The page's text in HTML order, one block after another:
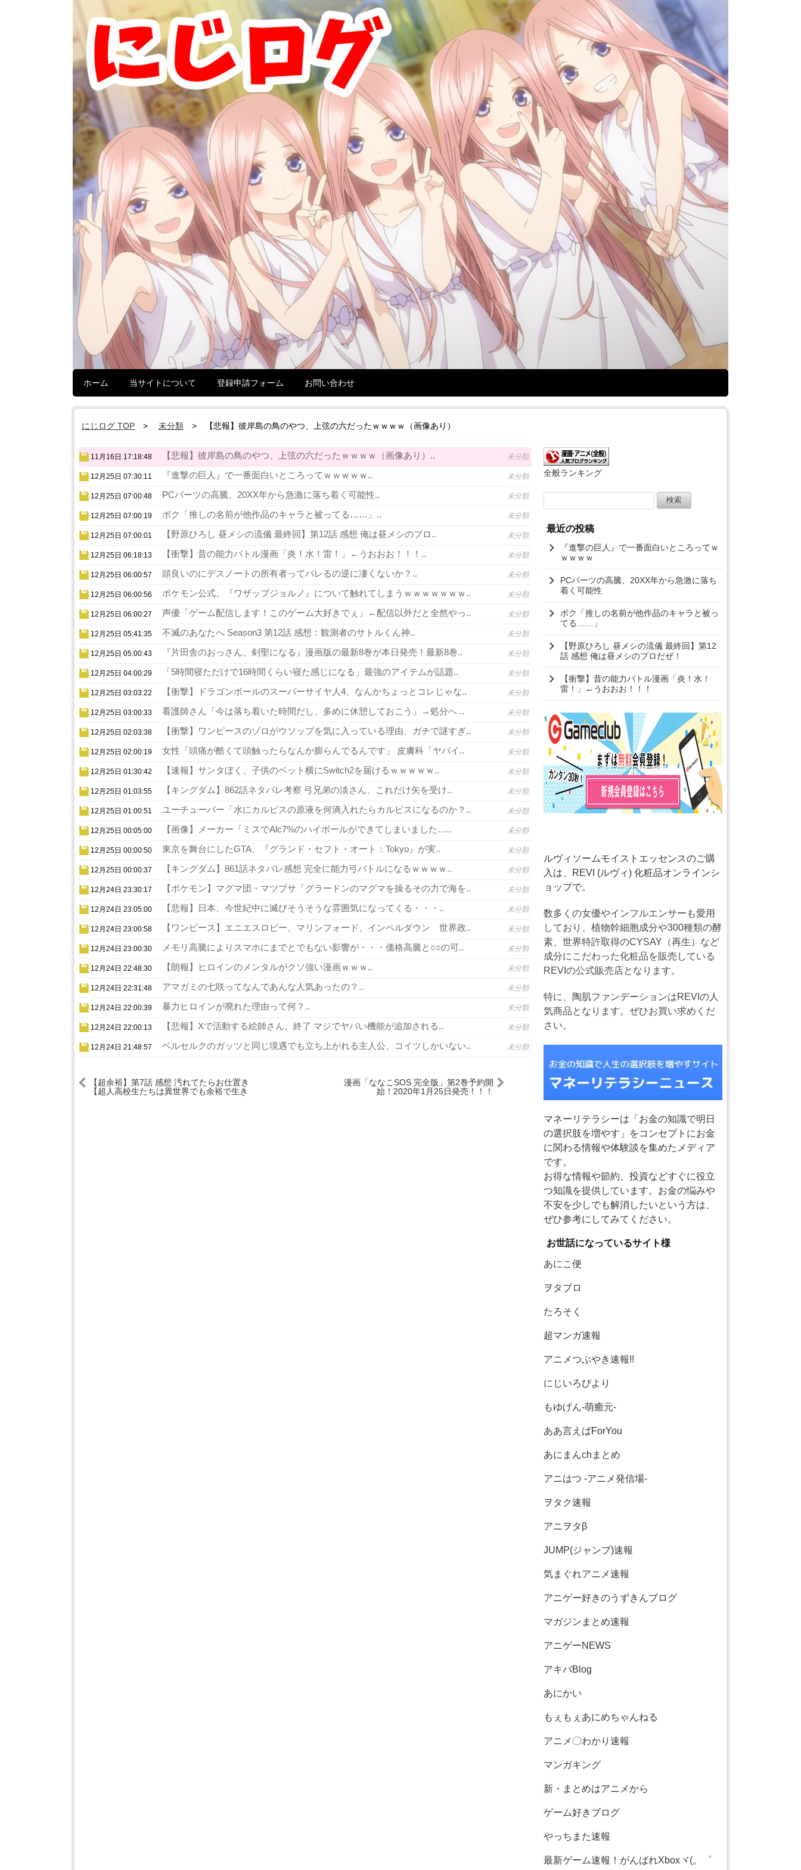
ホーム 当サイトについて 登録申請フォーム お問い合わせ
にじログ TOP 未分類 【悲報】彼岸島の鳥のやつ、上弦の六だったｗｗｗｗ（画像あり）
11月16日 17:18:48 【悲報】彼岸島の鳥のやつ、上弦の六だったｗｗｗｗ（画像あり）.. 未分類
12月25日 07:30:11 『進撃の巨人』で一番面白いところってｗｗｗｗｗ.. 未分類
12月25日 07:00:48 PCパーツの高騰、20XX年から急激に落ち着く可能性.. 未分類
12月25日 07:00:19 ボク「推しの名前が他作品のキャラと被ってる……」.. 未分類
12月25日 07:00:01 【野原ひろし 昼メシの流儀 最終回】第12話 感想 俺は昼メシのプロ.. 未分類
12月25日 06:18:13 【衝撃】昔の能力バトル漫画「炎！水！雷！」←うおおお！！！.. 未分類
12月25日 06:00:57 頭良いのにデスノートの所有者ってバレるの逆に凄くないか？.. 未分類
12月25日 06:00:56 ポケモン公式、『ワザップジョルノ』について触れてしまうｗｗｗｗｗｗｗ.. 未分類
12月25日 06:00:27 声優「ゲーム配信します！このゲーム大好きでぇ」←配信以外だと全然やっ.. 未分類
12月25日 05:41:35 不滅のあなたへ Season3 第12話 感想：観測者のサトルくん神.. 未分類
12月25日 05:00:43 『片田舎のおっさん、剣聖になる』漫画版の最新8巻が本日発売！最新8巻.. 未分類
12月25日 04:00:29 「5時間寝ただけで16時間くらい寝た感じになる」最強のアイテムが話題.. 未分類
12月25日 03:03:22 【衝撃】ドラゴンボールのスーパーサイヤ人4、なんかちょっとコレじゃな.. 未分類
12月25日 03:00:33 看護師さん「今は落ち着いた時間だし、多めに休憩しておこう」→処分へ .. 未分類
12月25日 02:03:38 【衝撃】ワンピースのゾロがウソップを気に入っている理由、ガチで謎すぎ.. 未分類
12月25日 02:00:19 女性「頭痛が酷くて頭触ったらなんか膨らんでるんです」 皮膚科「ヤバイ.. 未分類
12月25日 01:30:42 【速報】サンタぼく、子供のベット横にSwitch2を届けるｗｗｗｗｗ.. 未分類
12月25日 01:03:55 【キングダム】862話ネタバレ考察 弓兄弟の淡さん、これだけ矢を受け.. 未分類
12月25日 01:00:51 ユーチューバー「水にカルピスの原液を何滴入れたらカルピスになるのか？.. 未分類
12月25日 00:05:00 【画像】メーカー「ミスでAlc7%のハイボールができてしまいました….. 未分類
12月25日 00:00:50 東京を舞台にしたGTA、『グランド・セフト・オート：Tokyo』が実.. 未分類
12月25日 00:00:37 【キングダム】861話ネタバレ感想 完全に能力弓バトルになるｗｗｗｗ.. 未分類
12月24日 23:30:17 【ポケモン】マグマ団・マツブサ「グラードンのマグマを操るその力で海を.. 未分類
12月24日 23:05:00 【悲報】日本、今世紀中に滅びそうそうな雰囲気になってくる・・・.. 未分類
12月24日 23:00:58 【ワンピース】エニエスロビー、マリンフォード、インペルダウン 世界政.. 未分類
12月24日 23:00:30 メモリ高騰によりスマホにまでとでもない影響が・・・価格高騰と○○の可.. 未分類
12月24日 22:48:30 【朗報】ヒロインのメンタルがクソ強い漫画ｗｗｗ.. 未分類
12月24日 22:31:48 アマガミの七咲ってなんであんな人気あったの？.. 未分類
12月24日 22:00:39 暴力ヒロインが廃れた理由って何？.. 未分類
12月24日 22:00:13 【悲報】Xで活動する絵師さん、終了 マジでヤバい機能が追加される.. 未分類
12月24日 21:48:57 ベルセルクのガッツと同じ境遇でも立ち上がれる主人公、コイツしかいない.. 未分類
【超余裕】第7話 感想 汚れてたらお仕置き
【超人高校生たちは異世界でも余裕で生き
漫画「ななこSOS 完全版」第2巻予約開
始！2020年1月25日発売！！！
全般ランキング
索:
最近の投稿
『進撃の巨人』で一番面白いところってｗ
ｗｗｗｗ
PCパーツの高騰、20XX年から急激に落ち
着く可能性
ボク「推しの名前が他作品のキャラと被っ
てる……」
【野原ひろし 昼メシの流儀 最終回】第12
話 感想 俺は昼メシのプロだぜ！
【衝撃】昔の能力バトル漫画「炎！水！
雷！」←うおおお！！！
ルヴィソームモイストエッセンスのご購
入は、REVI (ルヴィ) 化粧品オンラインシ
ョップで。
数多くの女優やインフルエンサーも愛用
しており、植物幹細胞成分や300種類の酵
素、世界特許取得のCYSAY（再生）など
成分にこだわった化粧品を販売している
REVIの公式販売店となります。
特に、陶肌ファンデーションはREVIの人
気商品となります。ぜひお買い求めくだ
さい。
マネーリテラシーは「お金の知識で明日
の選択肢を増やす」をコンセプトにお金
に関わる情報や体験談を集めたメディア
です。
お得な情報や節約、投資などすぐに役立
つ知識を提供しています。お金の悩みや
不安を少しでも解消したいという方は、
ぜひ参考にしてみてください。
お世話になっているサイト様
あにこ便
ヲタブロ
たろそく
超マンガ速報
アニメつぶやき速報!!
にじいろびより
もゆげん-萌癒元-
ああ言えばForYou
あにまんchまとめ
アニはつ -アニメ発信場-
ヲタク速報
アニヲタβ
JUMP(ジャンプ)速報
気まぐれアニメ速報
アニゲー好きのうずきんブログ
マガジンまとめ速報
アニゲーNEWS
アキバBlog
あにかい
もぇもぇあにめちゃんねる
アニメ〇わかり速報
マンガキング
新・まとめはアニメから
ゲーム好きブログ
やっちまた速報
最新ゲーム速報！がんばれXboxヾ(。゜